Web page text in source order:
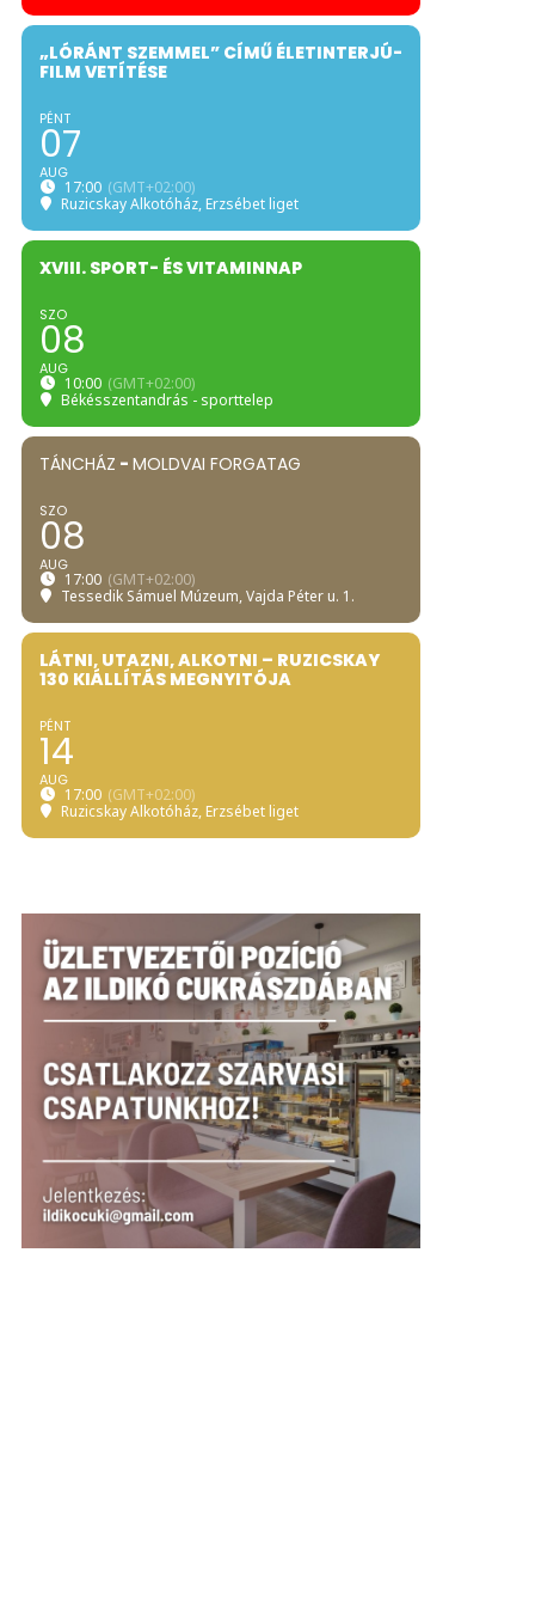
„LÓRÁNT SZEMMEL” CÍMŰ ÉLETINTERJÚ-
FILM VETÍTÉSE
PÉNT
07
AUG
17:00 (GMT+02:00)
Ruzicskay Alkotóház, Erzsébet liget
XVIII. SPORT- ÉS VITAMINNAP
SZO
08
AUG
10:00 (GMT+02:00)
Békésszentandrás - sporttelep
TÁNCHÁZ - MOLDVAI FORGATAG
SZO
08
AUG
17:00 (GMT+02:00)
Tessedik Sámuel Múzeum, Vajda Péter u. 1.
LÁTNI, UTAZNI, ALKOTNI – RUZICSKAY
130 KIÁLLÍTÁS MEGNYITÓJA
PÉNT
14
AUG
17:00 (GMT+02:00)
Ruzicskay Alkotóház, Erzsébet liget